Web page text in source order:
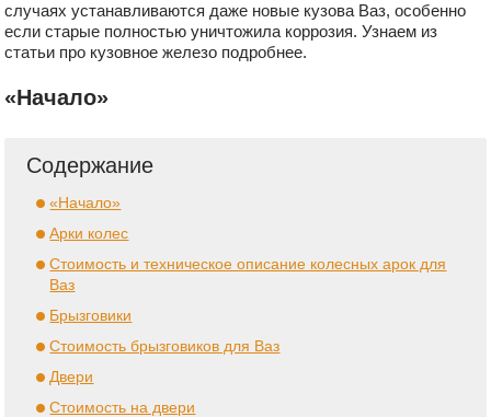
случаях устанавливаются даже новые кузова Ваз, особенно
если старые полностью уничтожила коррозия. Узнаем из
статьи про кузовное железо подробнее.
«Начало»
Содержание
«Начало»
Арки колес
Стоимость и техническое описание колесных арок для
Ваз
Брызговики
Стоимость брызговиков для Ваз
Двери
Стоимость на двери